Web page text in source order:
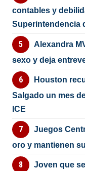
contables y
Superintendencia
Alexandra
sexo y deja
Houston
Salgado un mes
ICE
Juegos
oro y mantienen
Joven que